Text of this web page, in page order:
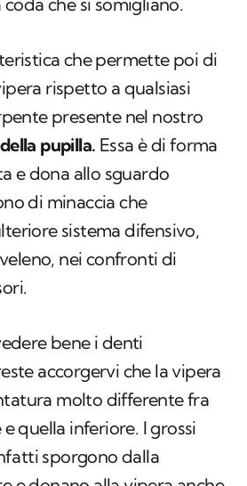
che permette poi di
rispetto a qualsiasi
presente nel nostro
pupilla. Essa è di forma
e dona allo sguardo
di minaccia che
sistema difensivo,
nei confronti di
bene i denti
accorgervi che la vipera
molto differente fra
quella inferiore. I grossi
sporgono dalla